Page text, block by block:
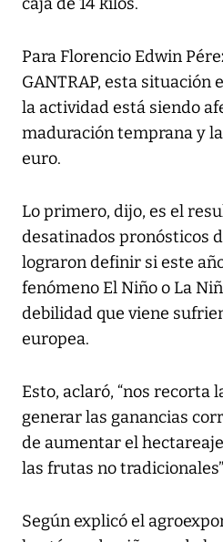
caja de 14 kilos.
Para Florencio Edwin
GANTRAP, esta situación
la actividad está siendo
maduración temprana y
euro.
Lo primero, dijo, es el
desatinados pronósticos
lograron definir si este
fenómeno El Niño o La
debilidad que viene
europea.
Esto, aclaró, “nos recorta
generar las ganancias
de aumentar el
las frutas no
Según explicó el